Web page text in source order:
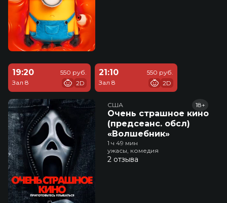
19:20
Зал 8
550 руб.
2D
21:10
Зал 8
550 руб.
2D
США
Очень страшное кино
(предсеанс. обсл)
«Волшебник»
18+
1 ч 49 мин
ужасы, комедия
2 отзыва